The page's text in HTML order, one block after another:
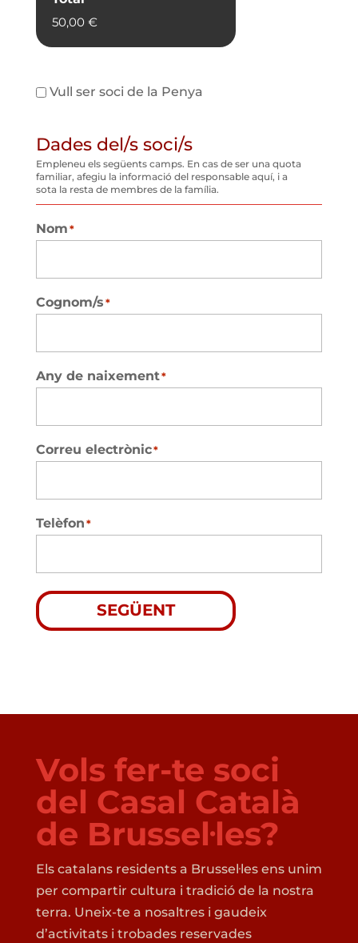
LaVull ser soci de la Penya
Dades del/s soci/s
Empleneu els següents camps. En cas de ser una quota
familiar, afegiu la informació del responsable aquí, i a
sota la resta de membres de la família.
Nom*
Cognom/s*
Any de naixement*
Correu electrònic*
Telèfon*
SEGÜENT
Vols fer-te soci
del Casal Català
de Brussel·les?
Els catalans residents a Brussel·les ens unim
per compartir cultura i tradició de la nostra
terra. Uneix-te a nosaltres i gaudeix
d’activitats i trobades reservades